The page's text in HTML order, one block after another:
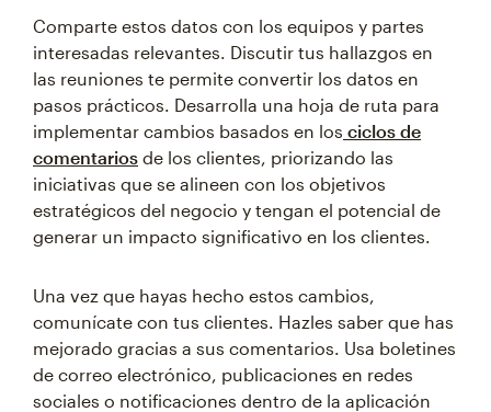
Comparte estos datos con los equipos y partes
interesadas relevantes. Discutir tus hallazgos en
las reuniones te permite convertir los datos en
pasos prácticos. Desarrolla una hoja de ruta para
implementar cambios basados en los ciclos de
comentarios de los clientes, priorizando las
iniciativas que se alineen con los objetivos
estratégicos del negocio y tengan el potencial de
generar un impacto significativo en los clientes.
Una vez que hayas hecho estos cambios,
comunícate con tus clientes. Hazles saber que has
mejorado gracias a sus comentarios. Usa boletines
de correo electrónico, publicaciones en redes
sociales o notificaciones dentro de la aplicación